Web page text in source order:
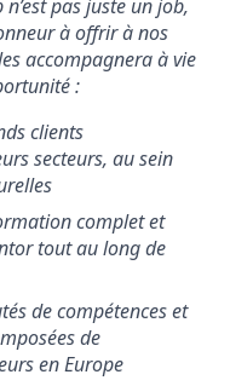
pas juste un job,
à offrir à nos
accompagnera à vie
:
clients
secteurs, au sein
complet et
tout au long de
de compétences et
de
en Europe